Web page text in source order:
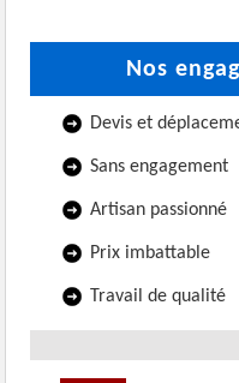
Nos
Devis et
Sans engagement
Artisan passionné
Prix imbattable
Travail de qualité